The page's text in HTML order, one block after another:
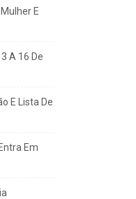
E
A 16 De
E Lista De
Em